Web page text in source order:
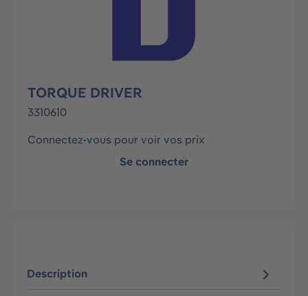
TORQUE DRIVER
3310610
Connectez-vous pour voir vos prix
Se connecter
Description